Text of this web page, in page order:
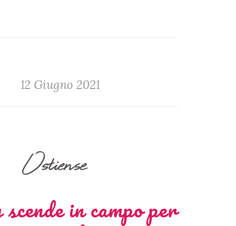
12 Giugno 2021
Ostiense
in campo per